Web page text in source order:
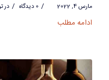
مارس 4, 2022 / 0 دیدگاه / در
ادامه مطلب